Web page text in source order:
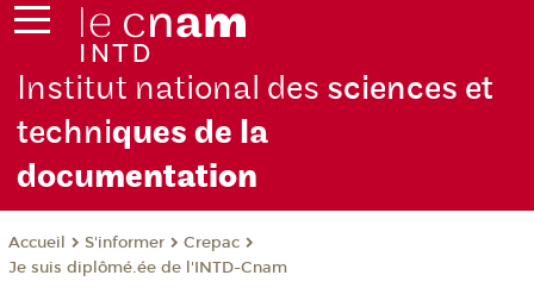
Institut national des sciences et
techniques de la
documentation
Accueil S'informer
Crepac
Je suis diplômé.ée de l'INTD-Cnam